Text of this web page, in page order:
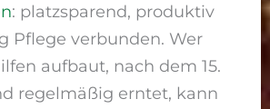
: platzsparend, produktiv
Pflege verbunden. Wer
aufbaut, nach dem 15.
regelmäßig erntet, kann